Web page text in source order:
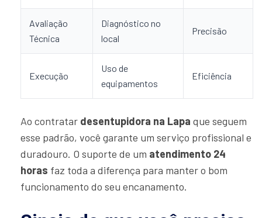
Avaliação
Técnica
Diagnóstico no
local
Precisão
Execução
Uso de
equipamentos
Eficiência
Ao contratar desentupidora na Lapa que seguem
esse padrão, você garante um serviço profissional e
duradouro. O suporte de um atendimento 24
horas faz toda a diferença para manter o bom
funcionamento do seu encanamento.